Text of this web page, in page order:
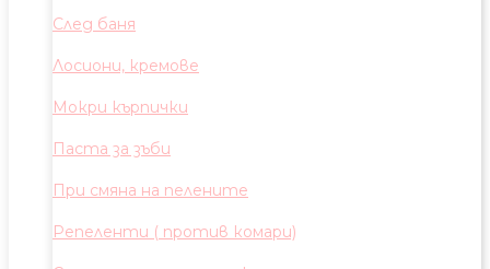
След баня
Лосиони, кремове
Мокри кърпички
Паста за зъби
При смяна на пелените
Репеленти ( против комари)